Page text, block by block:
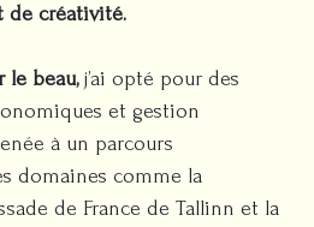
de créativité.
le beau,j’ai opté pour des
et gestion
à un parcours
domaines comme la
de France de Tallinn et la